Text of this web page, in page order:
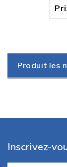
Produit les
Inscrivez-